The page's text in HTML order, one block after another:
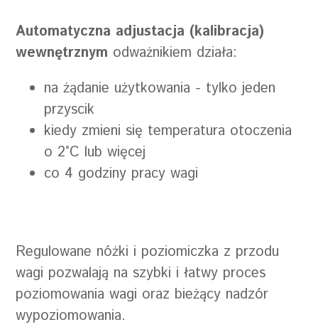
Automatyczna adjustacja (kalibracja)
wewnętrznym odważnikiem działa:
na żądanie użytkowania - tylko jeden
przyscik
kiedy zmieni się temperatura otoczenia
o 2°C lub więcej
co 4 godziny pracy wagi
Regulowane nóżki i poziomiczka z przodu
wagi pozwalają na szybki i łatwy proces
poziomowania wagi oraz bieżący nadzór
wypoziomowania.